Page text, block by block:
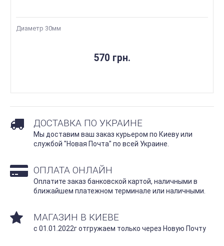
Диаметр 30мм
570 грн.
ДОСТАВКА ПО УКРАИНЕ
Мы доставим ваш заказ курьером по Киеву или
службой "Новая Почта" по всей Украине.
ОПЛАТА ОНЛАЙН
Оплатите заказ банковской картой, наличными в
ближайшем платежном терминале или наличными.
МАГАЗИН В КИЕВЕ
с 01.01.2022г отгружаем только через Новую Почту